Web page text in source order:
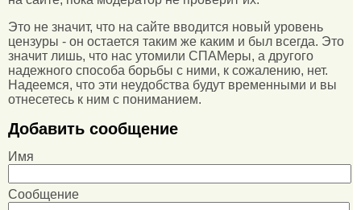
Это не значит, что на сайте вводится новый уровень
цензуры - он остается таким же каким и был всегда. Это
значит лишь, что нас утомили СПАМеры, а другого
надежного способа борьбы с ними, к сожалению, нет.
Надеемся, что эти неудобства будут временными и вы
отнесетесь к ним с пониманием.
Добавить сообщение
Имя
Сообщение